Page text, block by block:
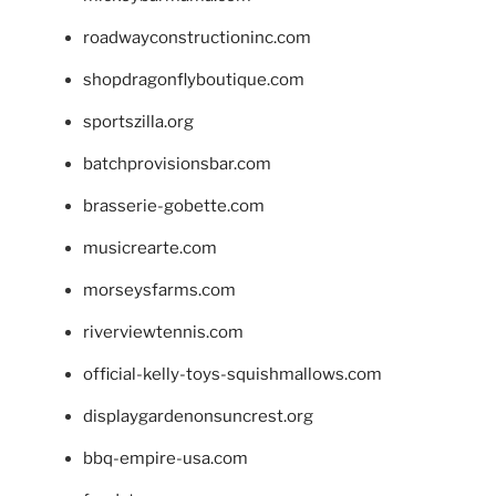
roadwayconstructioninc.com
shopdragonflyboutique.com
sportszilla.org
batchprovisionsbar.com
brasserie-gobette.com
musicrearte.com
morseysfarms.com
riverviewtennis.com
official-kelly-toys-squishmallows.com
displaygardenonsuncrest.org
bbq-empire-usa.com